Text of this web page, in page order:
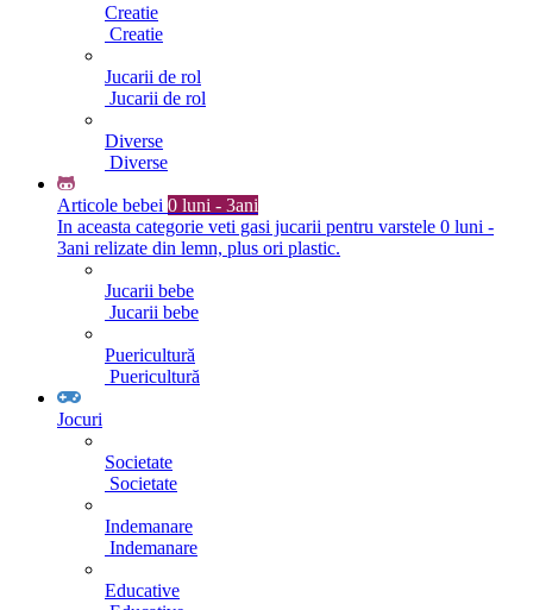
Creatie
Creatie
Jucarii de rol
Jucarii de rol
Diverse
Diverse
Articole bebei 0 luni - 3ani
In aceasta categorie veti gasi jucarii pentru varstele 0 luni -
3ani relizate din lemn, plus ori plastic.
Jucarii bebe
Jucarii bebe
Puericultură
Puericultură
Jocuri
Societate
Societate
Indemanare
Indemanare
Educative